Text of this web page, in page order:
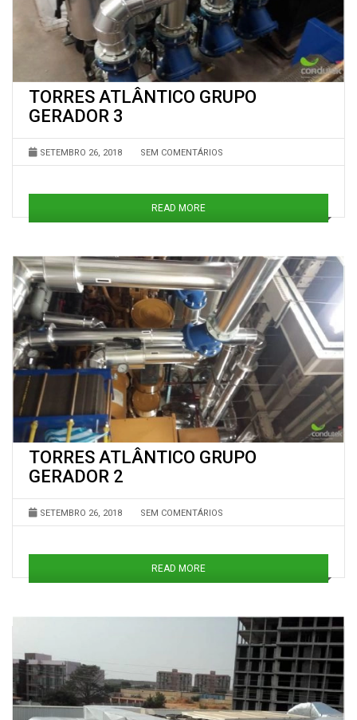
TORRES ATLÂNTICO GRUPO
GERADOR 3
SETEMBRO 26, 2018 SEM COMENTÁRIOS
READ MORE
TORRES ATLÂNTICO GRUPO
GERADOR 2
SETEMBRO 26, 2018 SEM COMENTÁRIOS
READ MORE